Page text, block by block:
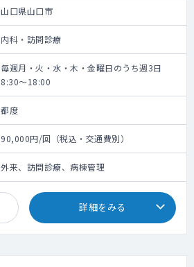
山口県山口市
内科・訪問診療
毎週月・火・水・木・金曜日のうち週3日
8:30～18:00
都度
90,000円/回（税込・交通費別）
外来、訪問診療、病棟管理
詳細をみる